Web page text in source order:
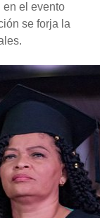
en el evento
se forja la